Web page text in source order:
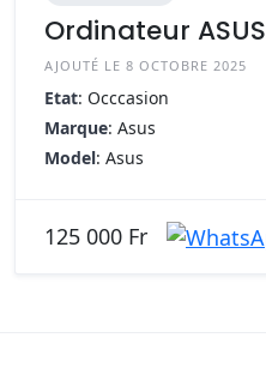
Ordinateur ASUS
AJOUTÉ LE 8 OCTOBRE 2025
Etat: Occcasion
Marque: Asus
Model: Asus
125 000 Fr